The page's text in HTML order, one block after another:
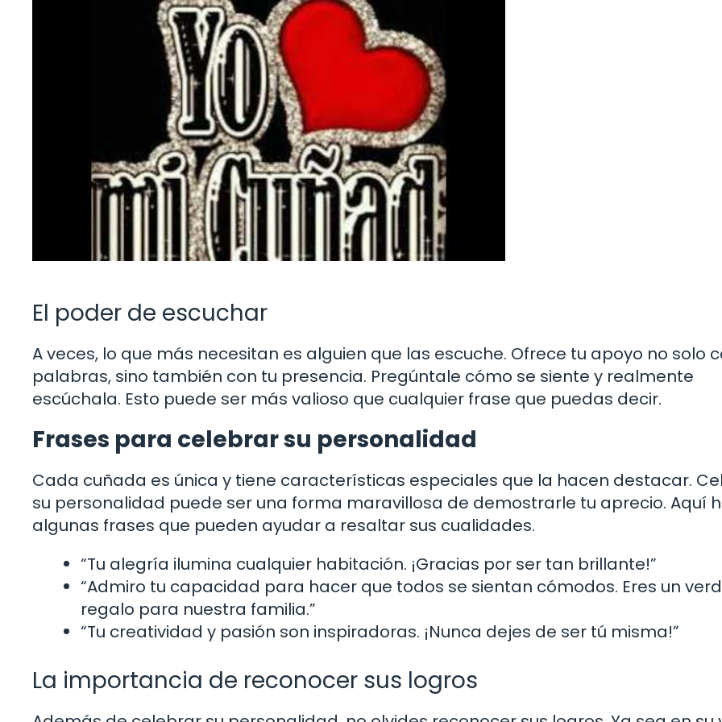
El poder de escuchar
A veces, lo que más necesitan es alguien que las escuche. Ofrece tu apoyo no solo
palabras, sino también con tu presencia. Pregúntale cómo se siente y realmente
escúchala. Esto puede ser más valioso que cualquier frase que puedas decir.
Frases para celebrar su personalidad
Cada cuñada es única y tiene características especiales que la hacen destacar.
su personalidad puede ser una forma maravillosa de demostrarle tu aprecio. Aquí
algunas frases que pueden ayudar a resaltar sus cualidades.
“Tu alegría ilumina cualquier habitación. ¡Gracias por ser tan brillante!”
“Admiro tu capacidad para hacer que todos se sientan cómodos. Eres un
regalo para nuestra familia.”
“Tu creatividad y pasión son inspiradoras. ¡Nunca dejes de ser tú misma!”
La importancia de reconocer sus logros